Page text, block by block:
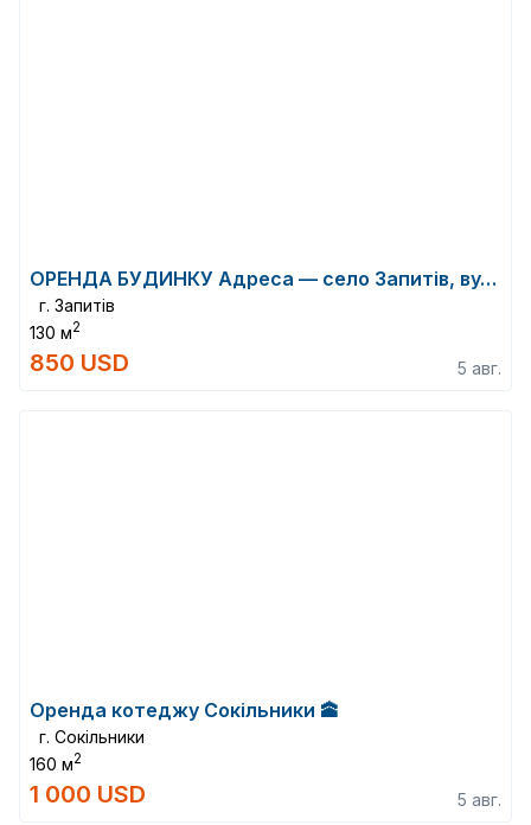
ОРЕНДА БУДИНКУ Адреса — село Запитів, вулиця Гайдамацька, Львівська обл...
г. Запитів
130 м2
850 USD 5 авг.
Оренда котеджу Сокільники 🕋
г. Сокільники
160 м2
1 000 USD 5 авг.